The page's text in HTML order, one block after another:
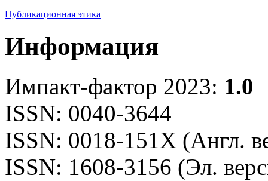
Публикационная этика
Информация
Импакт-фактор 2023: 1.0
ISSN: 0040-3644
ISSN: 0018-151X (Англ.
ISSN: 1608-3156 (Эл.